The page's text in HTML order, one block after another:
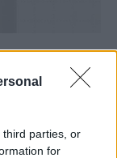
third parties, or
for
με 10%, ενώ
για τη